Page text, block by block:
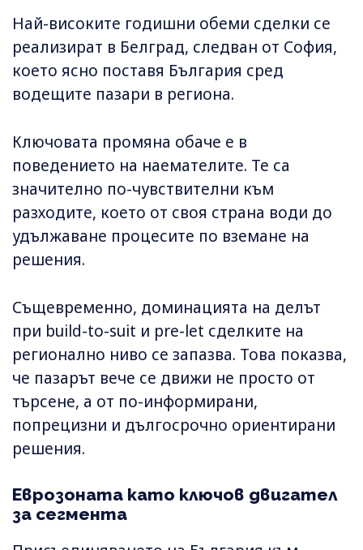
Най-високите годишни обеми сделки се
реализират в Белград, следван от София,
което ясно поставя България сред
водещите пазари в региона.
Ключовата промяна обаче е в
поведението на наемателите. Те са
значително по-чувствителни към
разходите, което от своя страна води до
удължаване процесите по вземане на
решения.
Същевременно, доминацията на делът
при build-to-suit и pre-let сделките на
регионално ниво се запазва. Това показва,
че пазарът вече се движи не просто от
търсене, а от по-информирани,
попрецизни и дългосрочно ориентирани
решения.
Еврозоната като ключов двигател
за сегмента